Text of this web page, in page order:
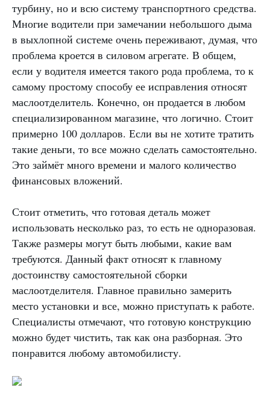
турбину, но и всю систему транспортного средства.
Многие водители при замечании небольшого дыма
в выхлопной системе очень переживают, думая, что
проблема кроется в силовом агрегате. В общем,
если у водителя имеется такого рода проблема, то к
самому простому способу ее исправления относят
маслоотделитель. Конечно, он продается в любом
специализированном магазине, что логично. Стоит
примерно 100 долларов. Если вы не хотите тратить
такие деньги, то все можно сделать самостоятельно.
Это займёт много времени и малого количество
финансовых вложений.
Стоит отметить, что готовая деталь может
использовать несколько раз, то есть не одноразовая.
Также размеры могут быть любыми, какие вам
требуются. Данный факт относят к главному
достоинству самостоятельной сборки
маслоотделителя. Главное правильно замерить
место установки и все, можно приступать к работе.
Специалисты отмечают, что готовую конструкцию
можно будет чистить, так как она разборная. Это
понравится любому автомобилисту.